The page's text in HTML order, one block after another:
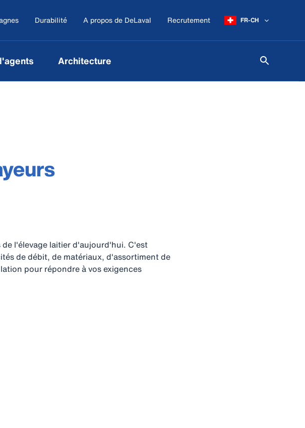
Durabilité A propos de DeLaval Recrutement FR-CH
Architecture
l'élevage laitier d'aujourd'hui. C'est
de débit, de matériaux, d'assortiment de
pour répondre à vos exigences